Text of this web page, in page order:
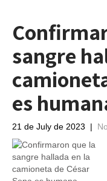
sangre
es
21 de July de 2023 |